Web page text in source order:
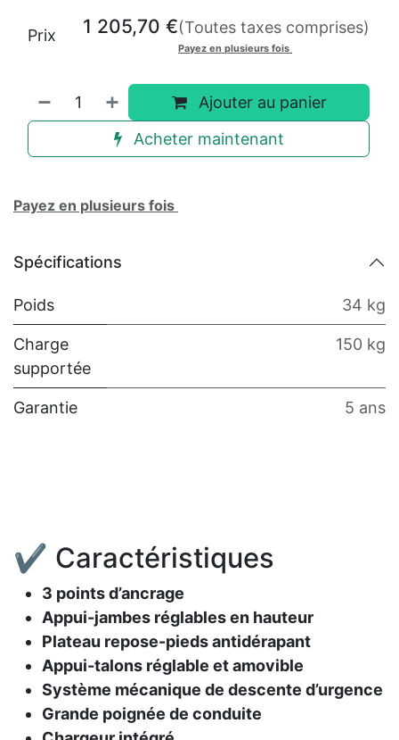
Ajouter au panier
Acheter maintenant
Prix 1 205,70 €(Toutes taxes comprises)
Payez en plusieurs fois
Payez en plusieurs fois
Spécifications
Poids 34 kg
Charge
supportée
150 kg
Garantie 5 ans
✔ Caractéristiques
3 points d’ancrage
Appui-jambes réglables en hauteur
Plateau repose-pieds antidérapant
Appui-talons réglable et amovible
Système mécanique de descente d’urgence
Grande poignée de conduite